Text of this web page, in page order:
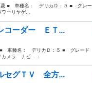
■ 車種名： デリカＤ：５ ■ グレー
ーリヤゲ...
コーダー ＥＴ...
車種名： デリカＤ：５ ■ グレード
カメラ ナビ ...
セグＴＶ 全方...